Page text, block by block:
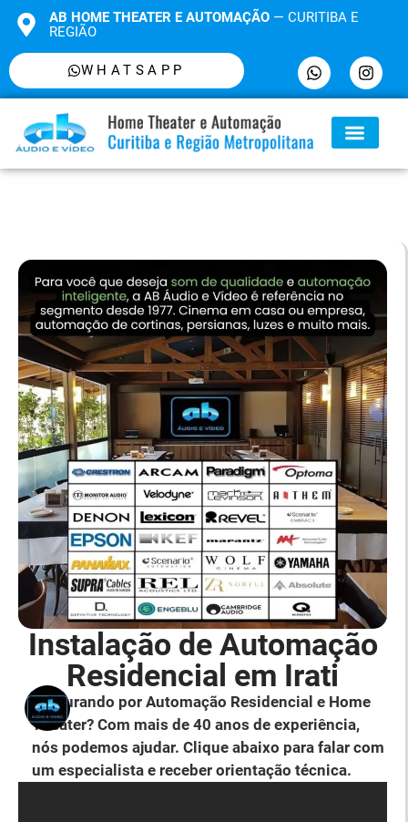
AB HOME THEATER E AUTOMAÇÃO— CURITIBA E
REGIÃO
WHATSAPP
Instalação de Automação
Residencial em Irati
Procurando por Automação Residencial e Home
Theater? Com mais de 40 anos de experiência,
nós podemos ajudar. Clique abaixo para falar com
um especialista e receber orientação técnica.